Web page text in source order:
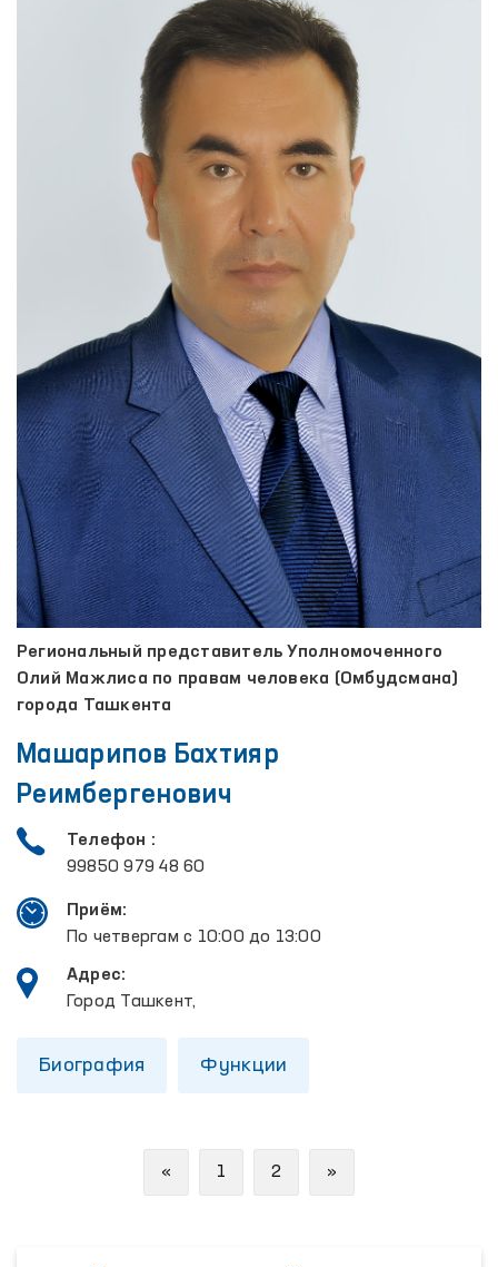
Региональный представитель Уполномоченного
Олий Мажлиса по правам человека (Омбудсмана)
города Ташкента
Машарипов Бахтияр
Реимбергенович
Телефон :
99850 979 48 60
Приём:
По четвергам с 10:00 до 13:00
Адрес:
Город Ташкент,
Биография Функции
« Previous
1 2 »